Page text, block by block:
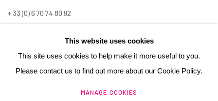
+ 33 (0) 6 70 74 80 92
This website uses cookies
This site uses cookies to help make it more useful to you.
Please contact us to find out more about our Cookie Policy.
MANAGE COOKIES